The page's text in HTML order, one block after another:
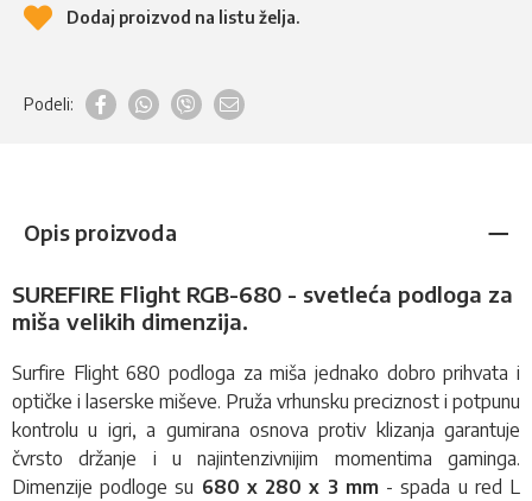
Dodaj proizvod na listu želja.
Podeli:
Opis proizvoda
SUREFIRE Flight RGB-680 - svetleća podloga za
miša velikih dimenzija.
Surfire Flight 680 podloga za miša jednako dobro prihvata i
optičke i laserske miševe. Pruža vrhunsku preciznost i potpunu
kontrolu u igri, a gumirana osnova protiv klizanja garantuje
čvrsto držanje i u najintenzivnijim momentima gaminga.
Dimenzije podloge su 680 x 280 x 3 mm- spada u red L